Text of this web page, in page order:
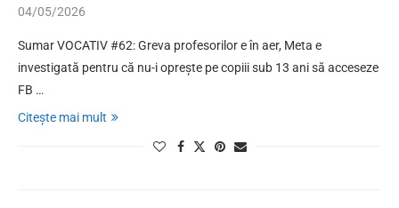
04/05/2026
Sumar VOCATIV #62: Greva profesorilor e în aer, Meta e
investigată pentru că nu-i oprește pe copiii sub 13 ani să acceseze
FB …
Citește mai mult